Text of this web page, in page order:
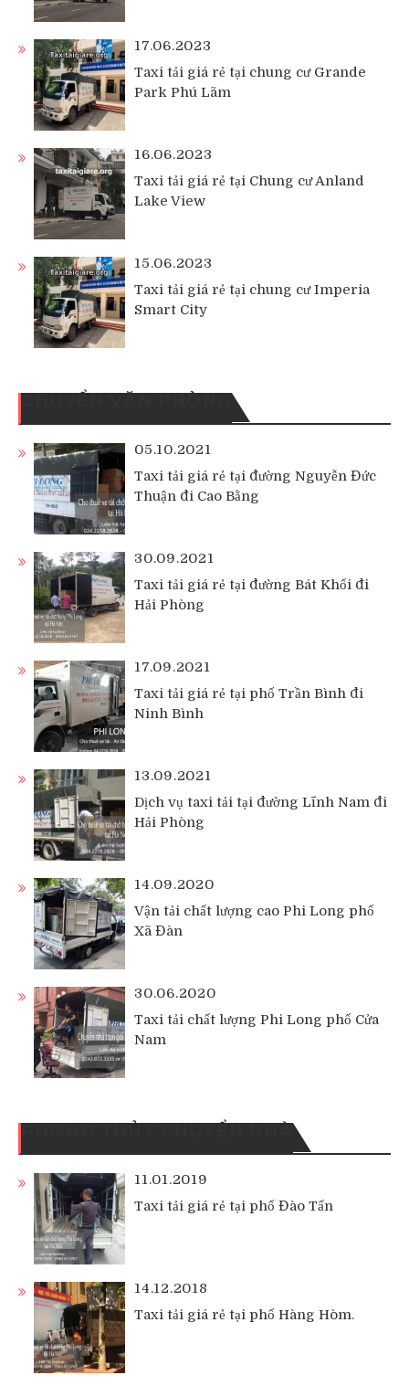
17.06.2023
Taxi tải giá rẻ tại chung cư Grande
Park Phú Lãm
16.06.2023
Taxi tải giá rẻ tại Chung cư Anland
Lake View
15.06.2023
Taxi tải giá rẻ tại chung cư Imperia
Smart City
05.10.2021
Taxi tải giá rẻ tại đường Nguyễn Đức
Thuận đi Cao Bằng
30.09.2021
Taxi tải giá rẻ tại đường Bát Khối đi
Hải Phòng
17.09.2021
Taxi tải giá rẻ tại phố Trần Bình đi
Ninh Bình
13.09.2021
Dịch vụ taxi tải tại đường Lĩnh Nam đi
Hải Phòng
14.09.2020
Vận tải chất lượng cao Phi Long phố
Xã Đàn
30.06.2020
Taxi tải chất lượng Phi Long phố Cửa
Nam
11.01.2019
Taxi tải giá rẻ tại phố Đào Tấn
14.12.2018
Taxi tải giá rẻ tại phố Hàng Hòm.